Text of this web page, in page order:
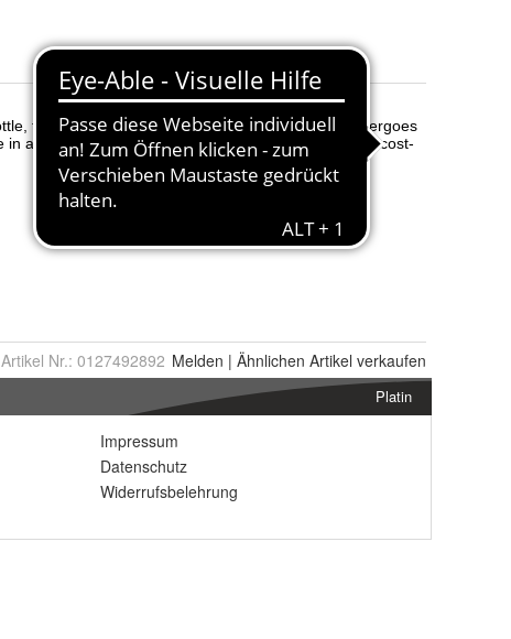
Artikel Nr.: 0127492892 Melden | Ähnlichen Artikel verkaufen
Platin
Impressum
Datenschutz
Widerrufsbelehrung